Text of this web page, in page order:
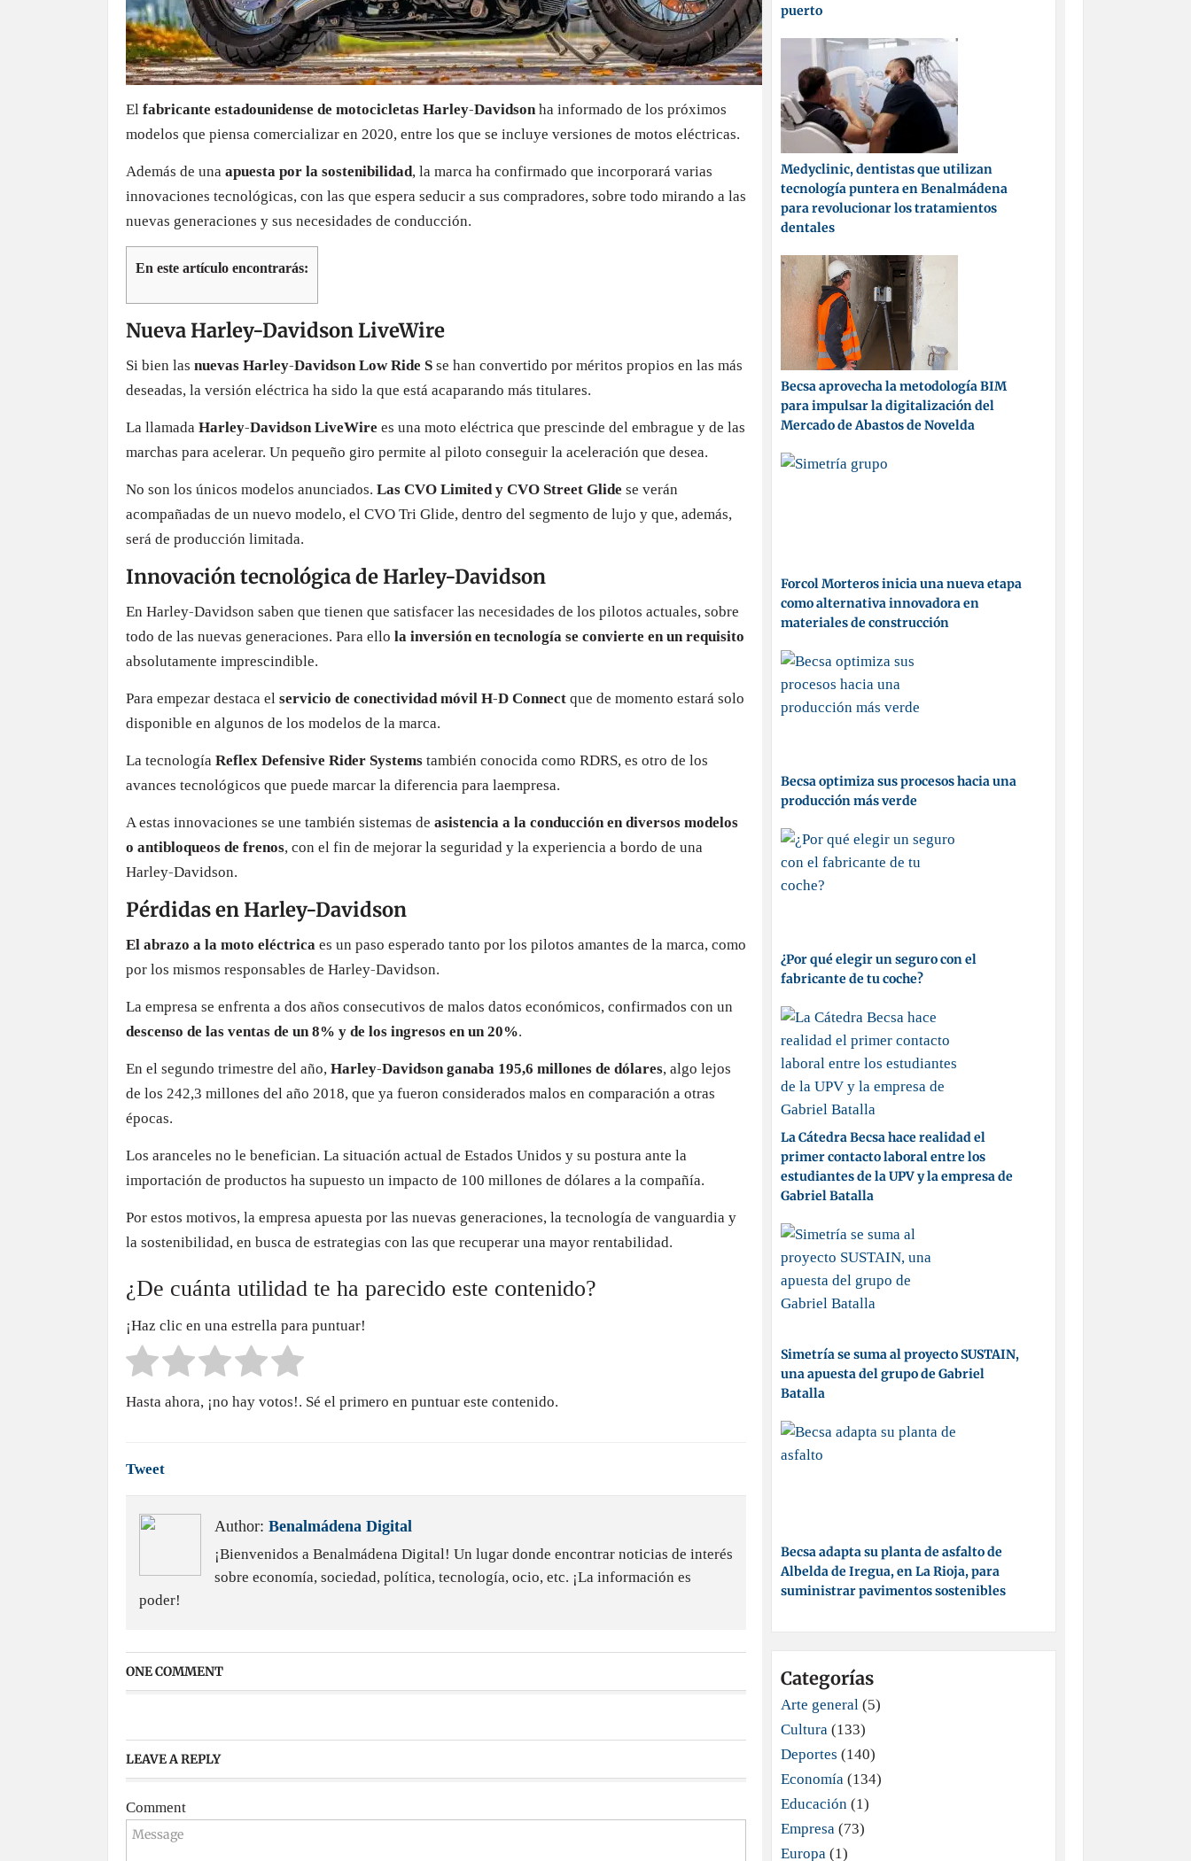
El fabricante estadounidense de motocicletas Harley-Davidsonha informado de los próximos
modelos que piensa comercializar en 2020, entre los que se incluye versiones de motos eléctricas.
Además de una apuesta por la sostenibilidad, la marca ha confirmado que incorporará varias
innovaciones tecnológicas, con las que espera seducir a sus compradores, sobre todo mirando a las
nuevas generaciones y sus necesidades de conducción.
En este artículo encontrarás:
Nueva Harley-Davidson LiveWire
Si bien las nuevas Harley-Davidson Low Ride S se han convertido por méritos propios en las más
deseadas, la versión eléctrica ha sido la que está acaparando más titulares.
La llamada Harley-Davidson LiveWire es una moto eléctrica que prescinde del embrague y de las
marchas para acelerar. Un pequeño giro permite al piloto conseguir la aceleración que desea.
No son los únicos modelos anunciados. Las CVO Limited y CVO Street Glide se verán
acompañadas de un nuevo modelo, el CVO Tri Glide, dentro del segmento de lujo y que, además,
será de producción limitada.
Innovación tecnológica de Harley-Davidson
En Harley-Davidson saben que tienen que satisfacer las necesidades de los pilotos actuales, sobre
todo de las nuevas generaciones. Para ello la inversión en tecnología se convierte en un requisito
absolutamente imprescindible.
Para empezar destaca el servicio de conectividad móvil H-D Connect que de momento estará solo
disponible en algunos de los modelos de la marca.
La tecnología Reflex Defensive Rider Systems también conocida como RDRS, es otro de los
avances tecnológicos que puede marcar la diferencia para laempresa.
A estas innovaciones se une también sistemas de asistencia a la conducción en diversos modelos
o antibloqueos de frenos, con el fin de mejorar la seguridad y la experiencia a bordo de una
Harley-Davidson.
Pérdidas en Harley-Davidson
El abrazo a la moto eléctrica es un paso esperado tanto por los pilotos amantes de la marca, como
por los mismos responsables de Harley-Davidson.
La empresa se enfrenta a dos años consecutivos de malos datos económicos, confirmados con un
descenso de las ventas de un 8% y de los ingresos en un 20%.
En el segundo trimestre del año, Harley-Davidson ganaba 195,6 millones de dólares, algo lejos
de los 242,3 millones del año 2018, que ya fueron considerados malos en comparación a otras
épocas.
Los aranceles no le benefician. La situación actual de Estados Unidos y su postura ante la
importación de productos ha supuesto un impacto de 100 millones de dólares a la compañía.
Por estos motivos, la empresa apuesta por las nuevas generaciones, la tecnología de vanguardia y
la sostenibilidad, en busca de estrategias con las que recuperar una mayor rentabilidad.
¿De cuánta utilidad te ha parecido este contenido?
¡Haz clic en una estrella para puntuar!
Hasta ahora, ¡no hay votos!. Sé el primero en puntuar este contenido.
Tweet
Author: Benalmádena Digital
¡Bienvenidos a Benalmádena Digital! Un lugar donde encontrar noticias de interés
sobre economía, sociedad, política, tecnología, ocio, etc. ¡La información es
poder!
ONE COMMENT
LEAVE A REPLY
Comment
puerto
Medyclinic, dentistas que utilizan
tecnología puntera en Benalmádena
para revolucionar los tratamientos
dentales
Becsa aprovecha la metodología BIM
para impulsar la digitalización del
Mercado de Abastos de Novelda
Forcol Morteros inicia una nueva etapa
como alternativa innovadora en
materiales de construcción
Becsa optimiza sus procesos hacia una
producción más verde
¿Por qué elegir un seguro con el
fabricante de tu coche?
La Cátedra Becsa hace realidad el
primer contacto laboral entre los
estudiantes de la UPV y la empresa de
Gabriel Batalla
Simetría se suma al proyecto SUSTAIN,
una apuesta del grupo de Gabriel
Batalla
Becsa adapta su planta de asfalto de
Albelda de Iregua, en La Rioja, para
suministrar pavimentos sostenibles
Categorías
Arte general (5)
Cultura (133)
Deportes (140)
Economía (134)
Educación (1)
Empresa (73)
Europa (1)